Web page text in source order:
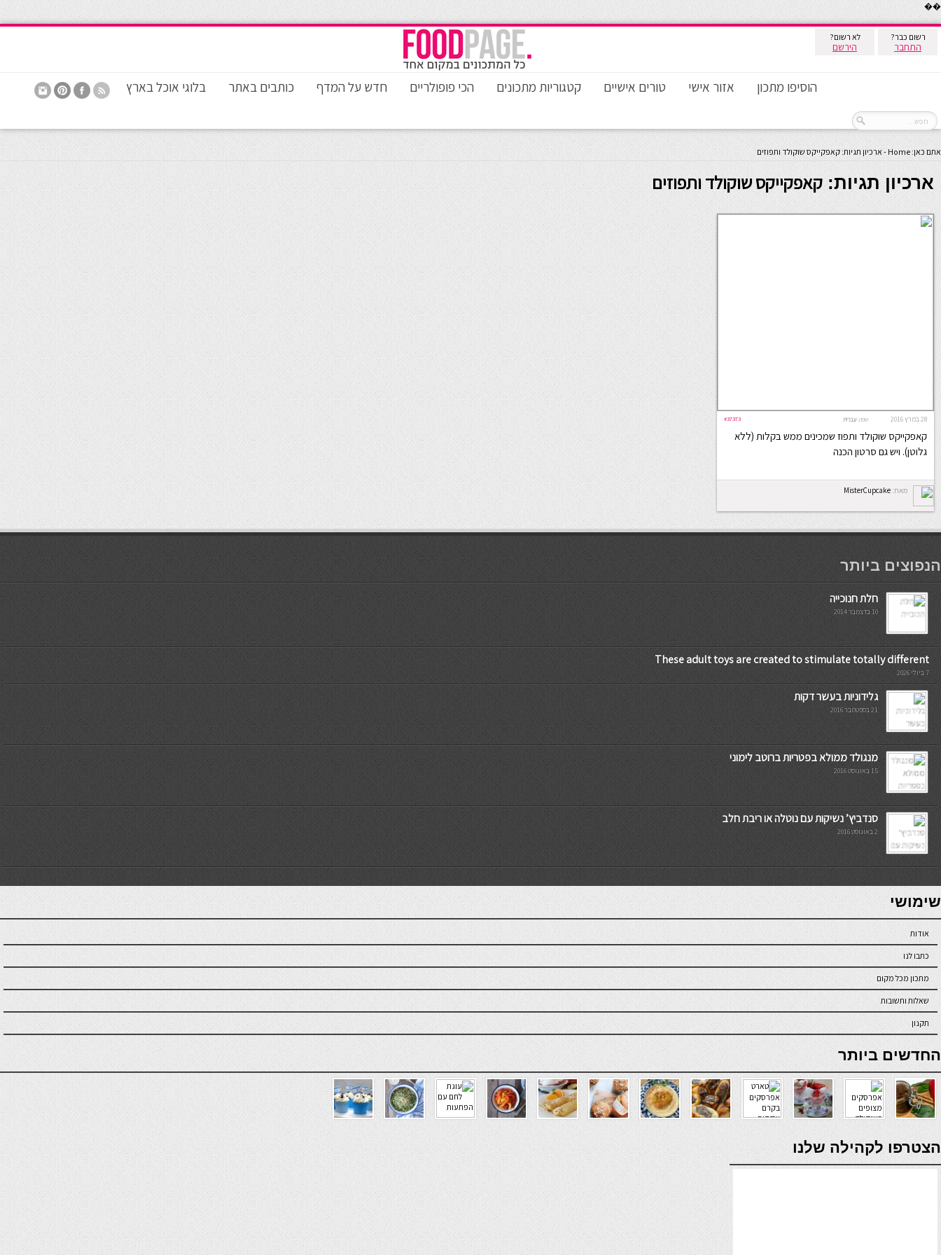
��
רשום כבר?
התחבר
לא רשום?
הירשם
הוסיפו מתכון אזור אישי טורים אישיים קטגוריות מתכונים הכי פופולריים חדש על המדף כותבים באתר בלוגי אוכל בארץ
אתם כאן: Home
-ארכיון תגיות: קאפקייקס שוקולד ותפוזים
ארכיון תגיות: קאפקייקס שוקולד ותפוזים
28 במרץ 2016 #37373 שפה: עברית
קאפקייקס שוקולד ותפוז שמכינים ממש בקלות (ללא
גלוטן). ויש גם סרטון הכנה
מאת: MisterCupcake
мостбет кг
הנפוצים ביותר
חלת חנוכייה
10 בדצמבר 2014
These adult toys are created to stimulate totally different
7 ביולי 2026
גלידוניות בעשר דקות
21 בספטמבר 2016
מנגולד ממולא בפטריות ברוטב לימוני
15 באוגוסט 2016
סנדביץ’ נשיקות עם נוטלה או ריבת חלב
2 באוגוסט 2016
7slots
seriöse online casinos österreich
שימושי
אודות
כתבו לנו
מתכון מכל מקום
שאלות ותשובות
תקנון
online casino
החדשים ביותר
verde casino
הצטרפו לקהילה שלנו